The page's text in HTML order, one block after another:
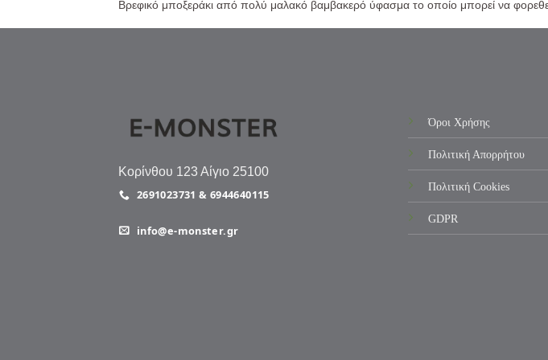
Βρεφικό μποξεράκι από πολύ μαλακό βαμβακερό ύφασμα το οποίο μπορεί να
Κορίνθου 123 Αίγιο 25100
2691023731 & 6944640115
info@e-monster.gr
Όροι Χρήσης
Πολιτική Απορρήτου
Πολιτική Cookies
GDPR